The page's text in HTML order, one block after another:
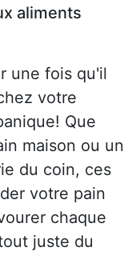
aliments
une fois qu'il
votre
Que
maison ou un
du coin, ces
votre pain
chaque
juste du